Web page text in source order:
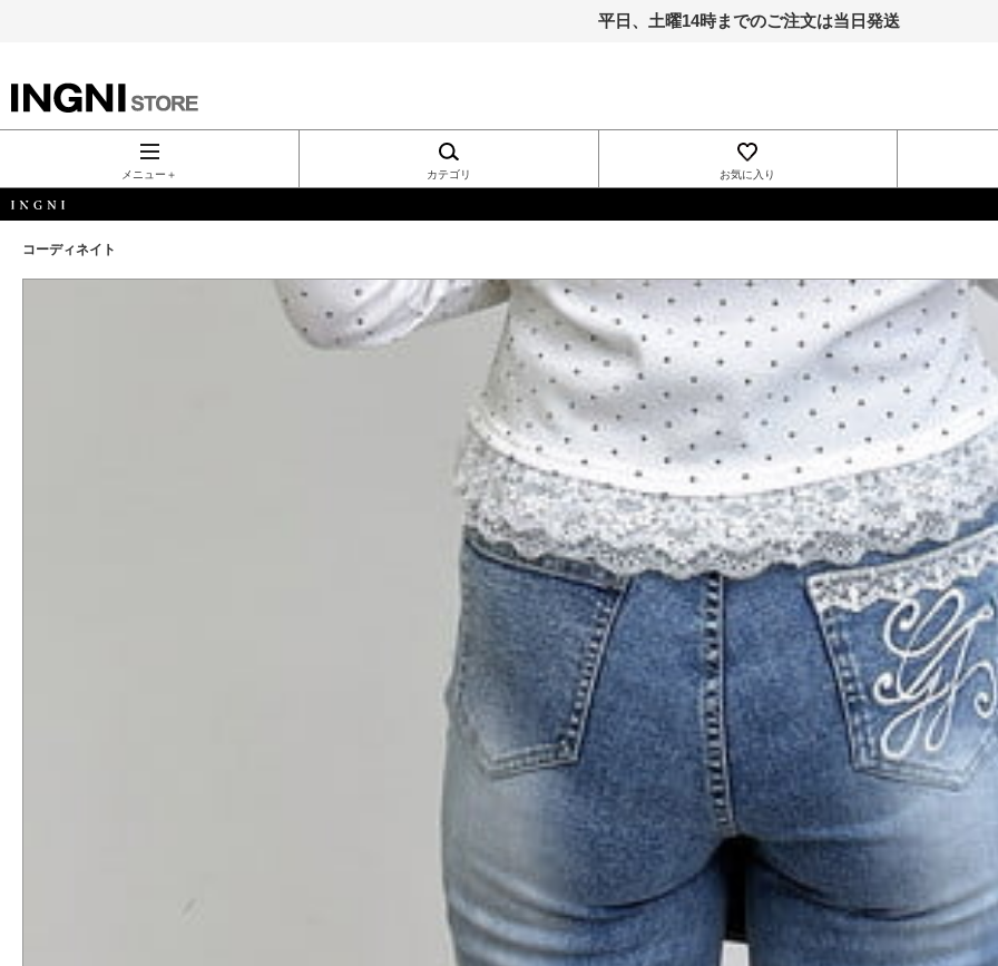
平日、土曜14時までのご注文は当日発送
INGNI（イン
グ）公式通
販｜INGNI
STORE
メニュー＋ カテゴリ お気に入り
コーディネイト